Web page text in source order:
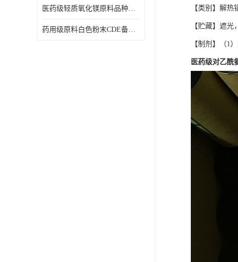
医药级轻质氧化镁原料品种多 有 质量好GMP认证 CDE备案
药用级原料白色粉末CDE备案cas56-75-7
【类别】解热
【贮藏】遮光
【制剂】（1
医药级对乙酰